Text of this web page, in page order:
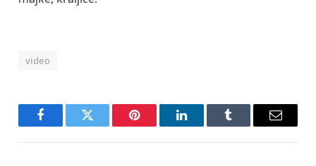
video
FacebookTwitter Pinterest LinkedInTumblr Email